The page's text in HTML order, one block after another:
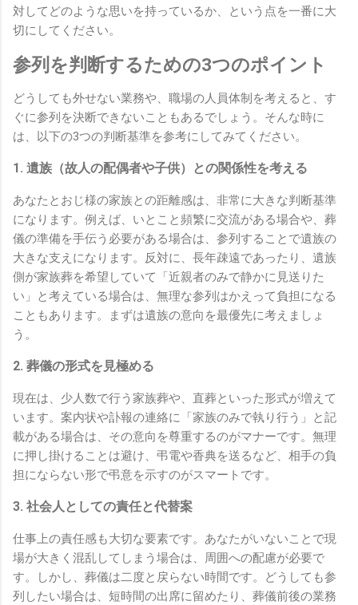
対してどのような思いを持っているか、という点を一番に大
切にしてください。
参列を判断するための3つのポイント
どうしても外せない業務や、職場の人員体制を考えると、す
ぐに参列を決断できないこともあるでしょう。そんな時に
は、以下の3つの判断基準を参考にしてみてください。
1. 遺族（故人の配偶者や子供）との関係性を考える
あなたとおじ様の家族との距離感は、非常に大きな判断基準
になります。例えば、いとこと頻繁に交流がある場合や、葬
儀の準備を手伝う必要がある場合は、参列することで遺族の
大きな支えになります。反対に、長年疎遠であったり、遺族
側が家族葬を希望していて「近親者のみで静かに見送りた
い」と考えている場合は、無理な参列はかえって負担になる
こともあります。まずは遺族の意向を最優先に考えましょ
う。
2. 葬儀の形式を見極める
現在は、少人数で行う家族葬や、直葬といった形式が増えて
います。案内状や訃報の連絡に「家族のみで執り行う」と記
載がある場合は、その意向を尊重するのがマナーです。無理
に押し掛けることは避け、弔電や香典を送るなど、相手の負
担にならない形で弔意を示すのがスマートです。
3. 社会人としての責任と代替案
仕事上の責任感も大切な要素です。あなたがいないことで現
場が大きく混乱してしまう場合は、周囲への配慮が必要で
す。しかし、葬儀は二度と戻らない時間です。どうしても参
列したい場合は、短時間の出席に留めたり、葬儀前後の業務